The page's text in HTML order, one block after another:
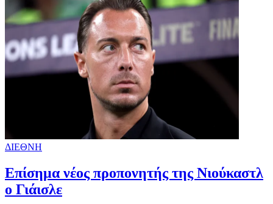
ΔΙΕΘΝΗ
Επίσημα νέος προπονητής της Νιούκαστλ
ο Γιάισλε